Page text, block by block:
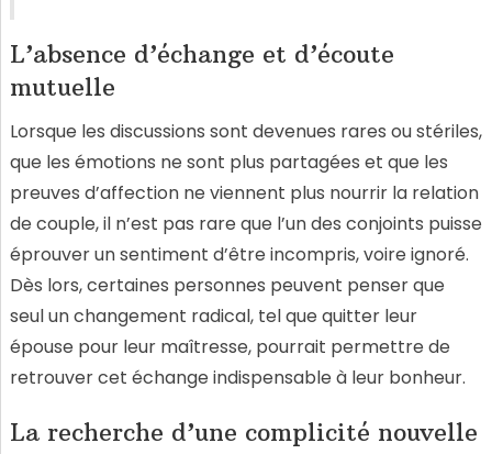
L’absence d’échange et d’écoute
mutuelle
Lorsque les discussions sont devenues rares ou stériles,
que les émotions ne sont plus partagées et que les
preuves d’affection ne viennent plus nourrir la relation
de couple, il n’est pas rare que l’un des conjoints puisse
éprouver un sentiment d’être incompris, voire ignoré.
Dès lors, certaines personnes peuvent penser que
seul un changement radical, tel que quitter leur
épouse pour leur maîtresse, pourrait permettre de
retrouver cet échange indispensable à leur bonheur.
La recherche d’une complicité nouvelle